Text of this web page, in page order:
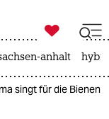

taz zahl ich
anhalt
singt für die Bienen